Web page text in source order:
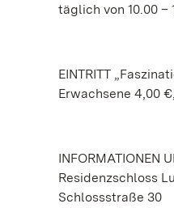
täglich von 10.00 –
EINTRITT
Erwachsene 4,00
INFORMATIONEN
Residenzschloss
Schlossstraße 30